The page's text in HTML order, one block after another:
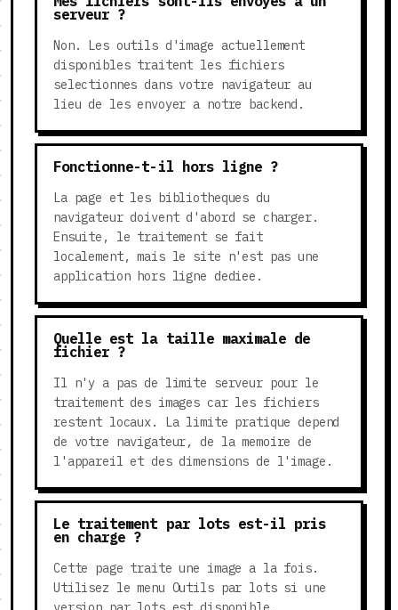
serveur ?
Non. Les outils d'image actuellement
disponibles traitent les fichiers
selectionnes dans votre navigateur au
lieu de les envoyer a notre backend.
Fonctionne-t-il hors ligne ?
La page et les bibliotheques du
navigateur doivent d'abord se charger.
Ensuite, le traitement se fait
localement, mais le site n'est pas une
application hors ligne dediee.
Quelle est la taille maximale de
fichier ?
Il n'y a pas de limite serveur pour le
traitement des images car les fichiers
restent locaux. La limite pratique depend
de votre navigateur, de la memoire de
l'appareil et des dimensions de l'image.
Le traitement par lots est-il pris
en charge ?
Cette page traite une image a la fois.
Utilisez le menu Outils par lots si une